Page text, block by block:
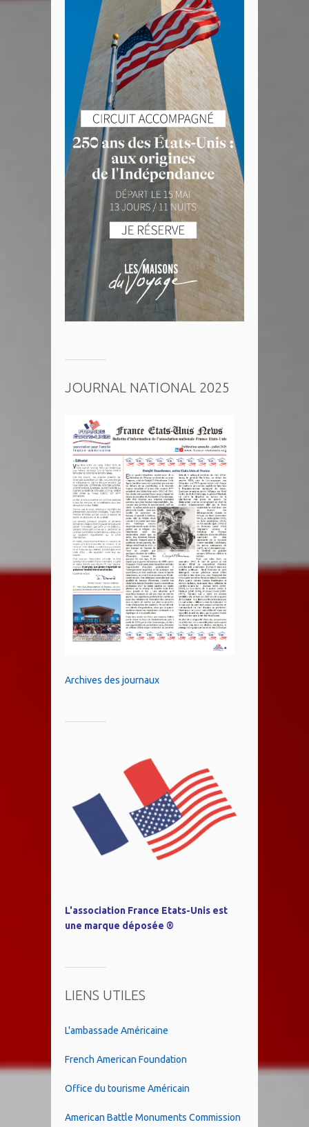
JOURNAL NATIONAL 2025
Archives des journaux
L'association France Etats-Unis est
une marque déposée ®
LIENS UTILES
L'ambassade Américaine
French American Foundation
Office du tourisme Américain
American Battle Monuments Commission